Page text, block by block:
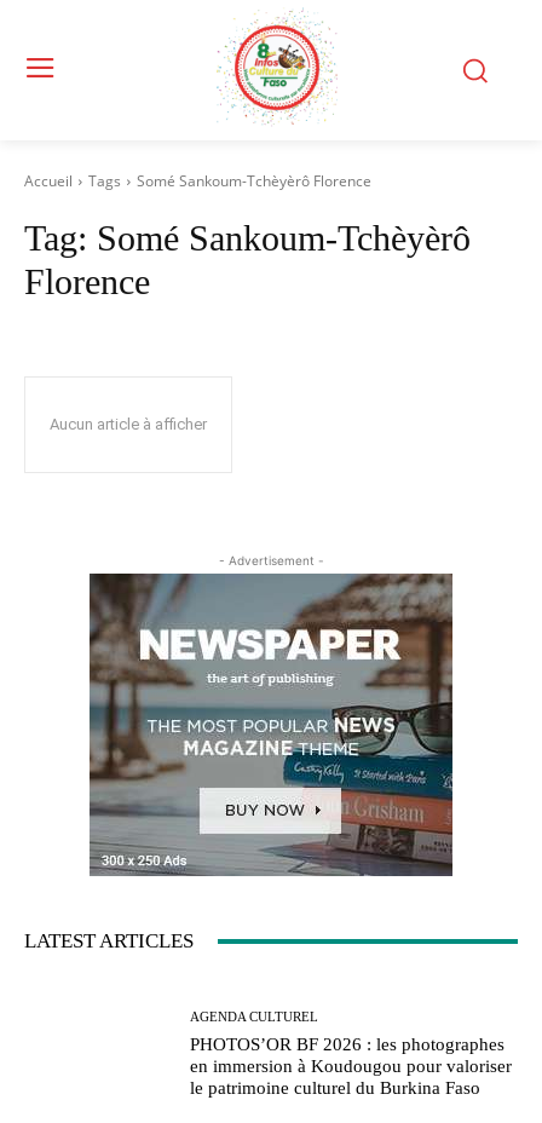
Accueil Tags Somé Sankoum-Tchèyèrô Florence
Tag: Somé Sankoum-Tchèyèrô
Florence
Aucun article à afficher
- Advertisement -
LATEST ARTICLES
AGENDA CULTUREL
PHOTOS’OR BF 2026 : les photographes
en immersion à Koudougou pour valoriser
le patrimoine culturel du Burkina Faso